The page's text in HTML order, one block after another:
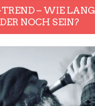
– WIE LANG
NOCH SEIN?